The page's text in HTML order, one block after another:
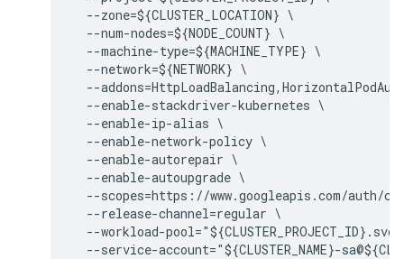
  --zone=${CLUSTER_LOCATION} \
  --num-nodes=${NODE_COUNT} \
  --machine-type=${MACHINE_TYPE} \
  --network=${NETWORK} \
--
  --enable-stackdriver-kubernetes \
  --enable-ip-alias \
  --enable-network-policy \
  --enable-autorepair \
  --enable-autoupgrade \
--scopes=https://www.googleapis.com/auth/
  --release-channel=regular \
--workload-
--service-account="${CLUSTER_NAME}-